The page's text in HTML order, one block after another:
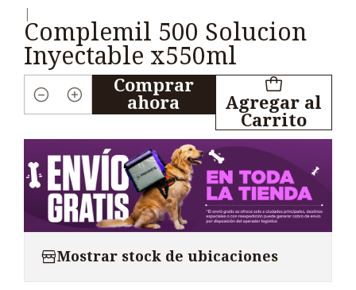
Complemil 500 Solucion
Inyectable x550ml
Cantidad
Agregar al
Carrito
Comprar
ahora
Mostrar stock de ubicaciones